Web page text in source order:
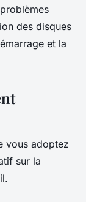
des disques
et la
vous adoptez
sur la